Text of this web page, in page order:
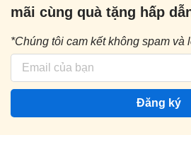
mãi cùng quà tặng hấp
*Chúng tôi cam kết không spam và
Đăng ký